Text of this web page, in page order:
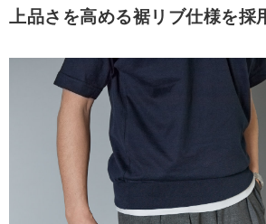
上品さを高める裾リブ仕様を採